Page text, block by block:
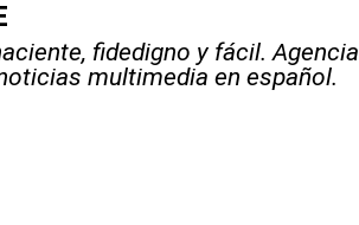
fidedigno y fácil. Agencia
multimedia en español.